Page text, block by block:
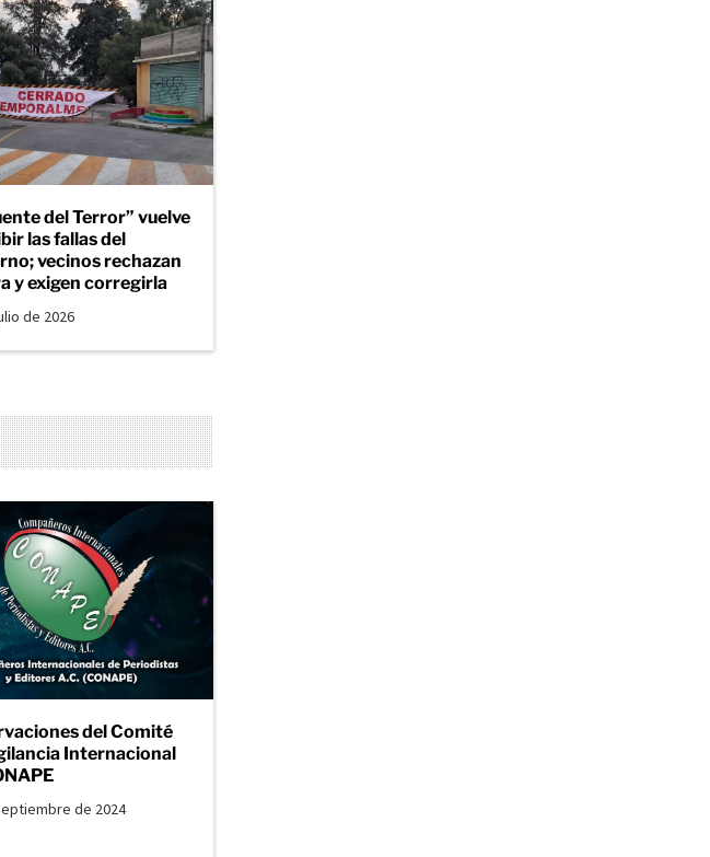
del Terror” vuelve
las fallas del
vecinos rechazan
y exigen corregirla
de 2026
del Comité
Internacional
de 2024